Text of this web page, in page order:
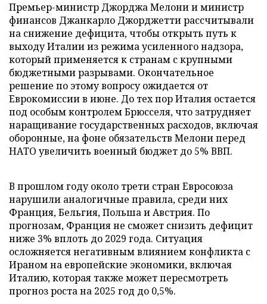
Премьер-министр Джорджа Мелони и министр
финансов Джанкарло Джорджетти рассчитывали
на снижение дефицита, чтобы открыть путь к
выходу Италии из режима усиленного надзора,
который применяется к странам с крупными
бюджетными разрывами. Окончательное
решение по этому вопросу ожидается от
Еврокомиссии в июне. До тех пор Италия остается
под особым контролем Брюсселя, что затрудняет
наращивание государственных расходов, включая
оборонные, на фоне обязательств Мелони перед
НАТО увеличить военный бюджет до 5% ВВП.
В прошлом году около трети стран Евросоюза
нарушили аналогичные правила, среди них
Франция, Бельгия, Польша и Австрия. По
прогнозам, Франция не сможет снизить дефицит
ниже 3% вплоть до 2029 года. Ситуация
осложняется негативным влиянием конфликта с
Ираном на европейские экономики, включая
Италию, которая также может пересмотреть
прогноз роста на 2025 год до 0,5%.